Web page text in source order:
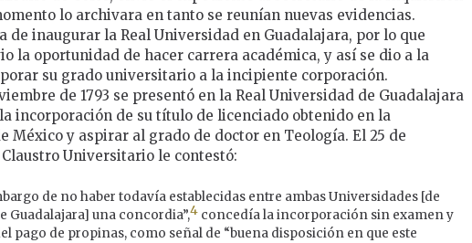
lo archivara en tanto se reunían nuevas evidencias.
de inaugurar la Real Universidad en Guadalajara, por lo que
la oportunidad de hacer carrera académica, y así se dio a la
su grado universitario a la incipiente corporación.
de 1793 se presentó en la Real Universidad de Guadalajara
incorporación de su título de licenciado obtenido en la
México y aspirar al grado de doctor en Teología. El 25 de
Universitario le contestó:
de no haber todavía establecidas entre ambas Universidades [de
Guadalajara] una concordia”,4 concedía la incorporación sin examen y
pago de propinas, como señal de “buena disposición en que este